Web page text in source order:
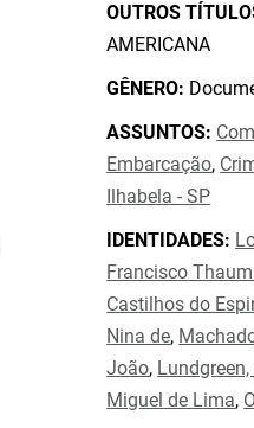
OUTROS
AMERICANA
GÊNERO:
ASSUNTOS:
Embarcação,
Ilhabela - SP
IDENTIDADES:
Francisco
Castilhos do
Nina de,
João,
Miguel de Lima,